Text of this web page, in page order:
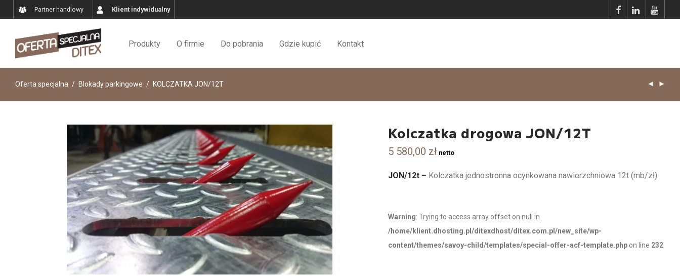
Partner handlowy Klient indywidualny
Produkty O firmie Do pobrania Gdzie kupić Kontakt
Oferta specjalna / Blokady parkingowe / KOLCZATKA JON/12T
Kolczatka drogowa JON/12T
5 580,00 zł netto
JON/12t – Kolczatka jednostronna ocynkowana nawierzchniowa 12t (mb/zł)
Warning: Trying to access array offset on null in
/home/klient.dhosting.pl/ditexdhost/ditex.com.pl/new_site/wp-
content/themes/savoy-child/templates/special-offer-acf-template.php on line 232